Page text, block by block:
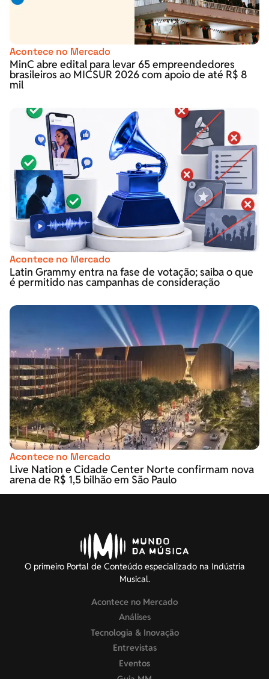
Acontece no Mercado
MinC abre edital para levar 65 empreendedores
brasileiros ao MICSUR 2026 com apoio de até R$ 8
mil
Acontece no Mercado
Latin Grammy entra na fase de votação; saiba o que
é permitido nas campanhas de consideração
Acontece no Mercado
Live Nation e Cidade Center Norte confirmam nova
arena de R$ 1,5 bilhão em São Paulo
O primeiro Portal de Conteúdo especializado na Indústria
Musical.
Acontece no Mercado
Análises
Tecnologia & Inovação
Entrevistas
Eventos